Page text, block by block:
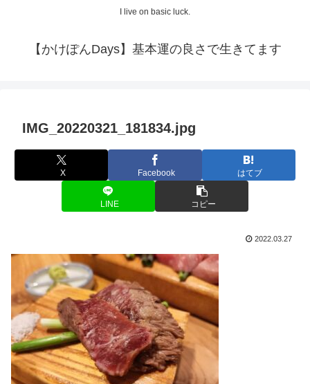
I live on basic luck.
【かけぽんDays】基本運の良さで生きてます
IMG_20220321_181834.jpg
X Facebook はてブ
LINE コピー
2022.03.27